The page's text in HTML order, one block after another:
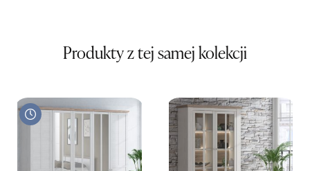
606350240
salon@mebleexpo.com.pl
1 199,00 zł
Wybierz
Produkty z tej samej kolekcji